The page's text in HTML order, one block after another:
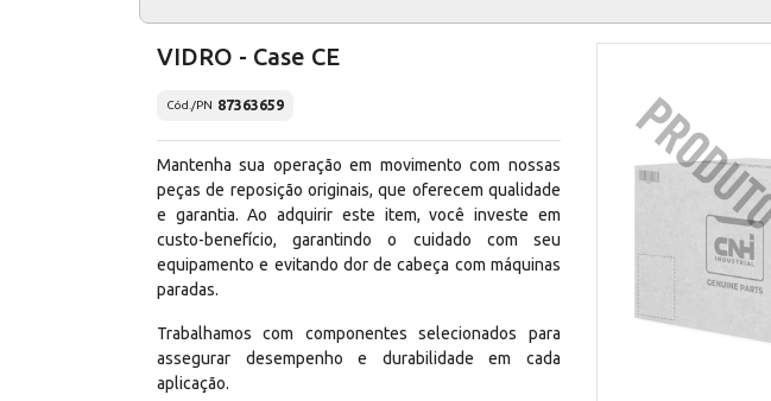
VIDRO - Case CE
Cód./PN 87363659
Mantenha sua operação em movimento com nossas
peças de reposição originais, que oferecem qualidade
e garantia. Ao adquirir este item, você investe em
custo-benefício, garantindo o cuidado com seu
equipamento e evitando dor de cabeça com máquinas
paradas.
Trabalhamos com componentes selecionados para
assegurar desempenho e durabilidade em cada
aplicação.